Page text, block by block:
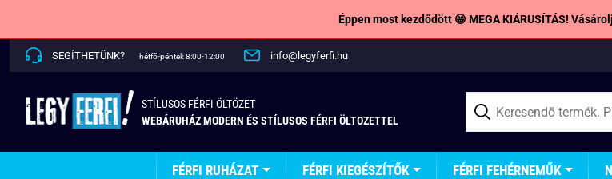
Éppen most kezdődött 😁 MEGA KIÁRUSÍTÁS!
SEGÍTHETÜNK? hétfő-péntek 8:00-12:00 info@legyferfi.hu
STÍLUSOS FÉRFI ÖLTÖZET
WEBÁRUHÁZ MODERN ÉS STÍLUSOS FÉRFI ÖLTOZETTEL
FÉRFI RUHÁZAT FÉRFI KIEGÉSZÍTŐK FÉRFI FEHÉRNEMŰK